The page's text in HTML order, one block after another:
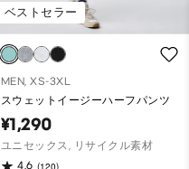
ベストセラー
MEN, XS-3XL
スウェットイージーハーフパンツ
¥1,290
ユニセックス, リサイクル素材
4.6 (120)